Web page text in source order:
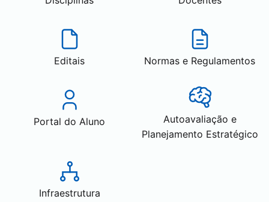
Editais Normas e Regulamentos
Portal do Aluno
Autoavaliação e
Planejamento Estratégico
Infraestrutura